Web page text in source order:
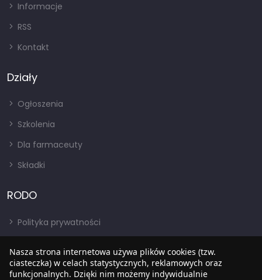
Informacje
RSS
Kontakt
Działy
Ogłoszenia
Szkolenia
Dla farmaceuty
Składki
RODO
Polityka prywatności
RODO
Nasza strona internetowa używa plików cookies (tzw.
ciasteczka) w celach statystycznych, reklamowych oraz
funkcjonalnych. Dzięki nim możemy indywidualnie